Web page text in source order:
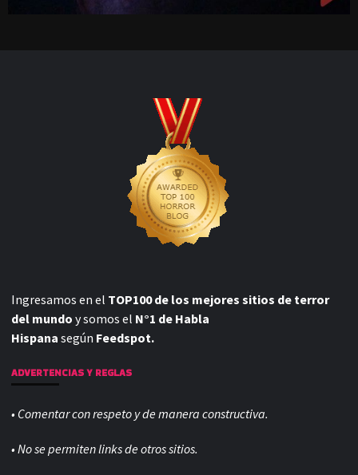
Ingresamos en el TOP100 de los mejores sitios de terror
del mundo y somos el N°1 de Habla
Hispana según Feedspot.
ADVERTENCIAS Y REGLAS
• Comentar con respeto y de manera constructiva.
• No se permiten links de otros sitios.